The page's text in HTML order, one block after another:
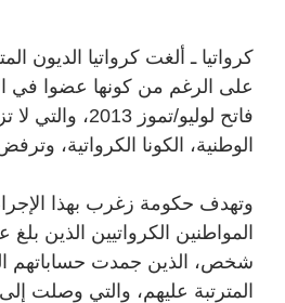
كرواتيا ـ ألغت كرواتيا الديون
على الرغم من كونها عضوا في
فاتح لوليو/تموز
الوطنية، الكونا الكرواتية،
وتهدف حكومة زغرب بهذا
شخص، الذين جمدت حساباتهم
المترتبة عليهم، والتي وصلت إلى حد 60.000